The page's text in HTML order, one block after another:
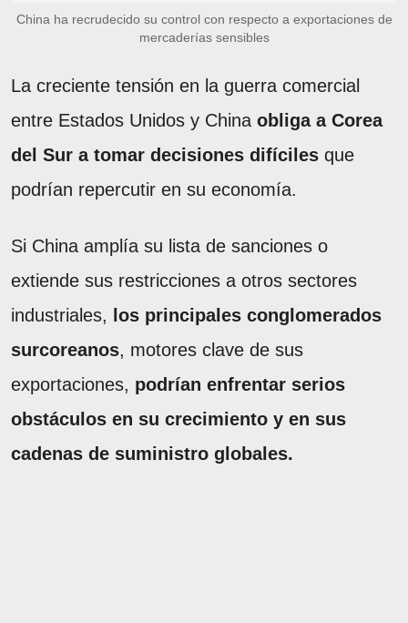
China ha recrudecido su control con respecto a exportaciones de
mercaderías sensibles
La creciente tensión en la guerra comercial
entre Estados Unidos y China obliga a Corea
del Sur a tomar decisiones difíciles que
podrían repercutir en su economía.
Si China amplía su lista de sanciones o
extiende sus restricciones a otros sectores
industriales,
los principales conglomerados
surcoreanos, motores clave de sus
exportaciones, podrían enfrentar serios
obstáculos en su crecimiento y en sus
cadenas de suministro globales.